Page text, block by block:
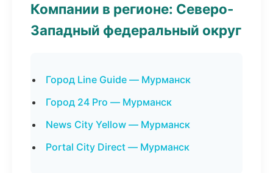
Компании в регионе: Северо-
Западный федеральный округ
Город Line Guide — Мурманск
Город 24 Pro — Мурманск
News City Yellow — Мурманск
Portal City Direct — Мурманск